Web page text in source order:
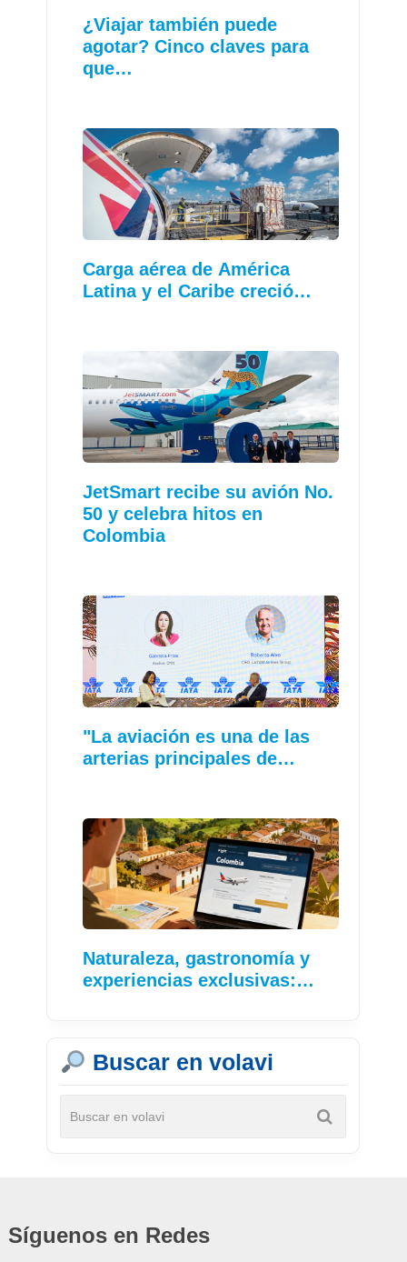
¿Viajar también puede
agotar? Cinco claves para
que…
Carga aérea de América
Latina y el Caribe creció…
JetSmart recibe su avión No.
50 y celebra hitos en
Colombia
"La aviación es una de las
arterias principales de…
Naturaleza, gastronomía y
experiencias exclusivas:…
Buscar en volavi
Síguenos en Redes